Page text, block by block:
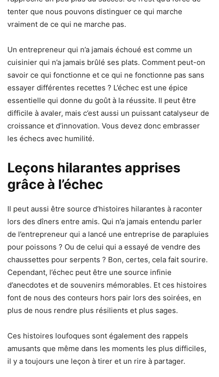
tenter que nous pouvons distinguer ce qui marche
vraiment de ce qui ne marche pas.
Un entrepreneur qui n’a jamais échoué est comme un
cuisinier qui n’a jamais brûlé ses plats. Comment peut-on
savoir ce qui fonctionne et ce qui ne fonctionne pas sans
essayer différentes recettes ? L’échec est une épice
essentielle qui donne du goût à la réussite. Il peut être
difficile à avaler, mais c’est aussi un puissant catalyseur de
croissance et d’innovation. Vous devez donc embrasser
les échecs avec humilité.
Leçons hilarantes apprises
grâce à l’échec
Il peut aussi être source d’histoires hilarantes à raconter
lors des dîners entre amis. Qui n’a jamais entendu parler
de l’entrepreneur qui a lancé une entreprise de parapluies
pour poissons ? Ou de celui qui a essayé de vendre des
chaussettes pour serpents ? Bon, certes, cela fait sourire.
Cependant, l’échec peut être une source infinie
d’anecdotes et de souvenirs mémorables. Et ces histoires
font de nous des conteurs hors pair lors des soirées, en
plus de nous rendre plus résilients et plus sages.
Ces histoires loufoques sont également des rappels
amusants que même dans les moments les plus difficiles,
il y a toujours une leçon à tirer et un rire à partager.